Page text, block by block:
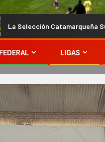
Sub 14 de Vóley
LIGAS